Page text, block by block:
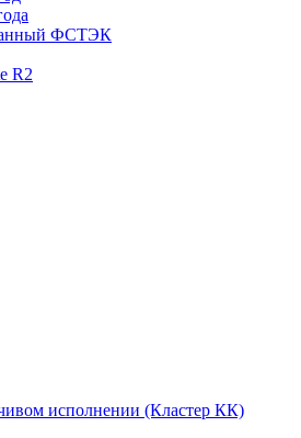
ФСТЭК
R2
исполнении (Кластер КК)